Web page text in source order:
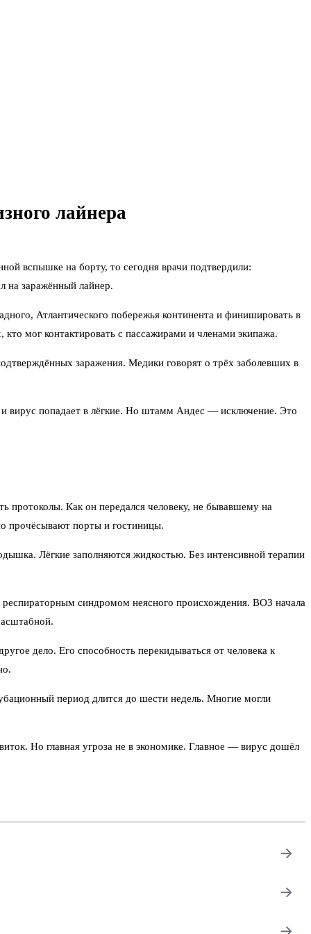
лайнера
вспышке на борту, то сегодня врачи подтвердили:
на заражённый лайнер.
Атлантического побережья континента и финишировать в
мог контактировать с пассажирами и членами экипажа.
заражения. Медики говорят о трёх заболевших в
вирус попадает в лёгкие. Но штамм Андес — исключение. Это
протоколы. Как он передался человеку, не бывавшему на
прочёсывают порты и гостиницы.
Лёгкие заполняются жидкостью. Без интенсивной терапии
респираторным синдромом неясного происхождения. ВОЗ начала
дело. Его способность перекидываться от человека к
период длится до шести недель. Многие могли
Но главная угроза не в экономике. Главное — вирус дошёл
→
→